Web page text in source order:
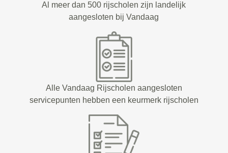
Al meer dan 500 rijscholen zijn landelijk
aangesloten bij Vandaag
Alle Vandaag Rijscholen aangesloten
servicepunten hebben een keurmerk rijscholen